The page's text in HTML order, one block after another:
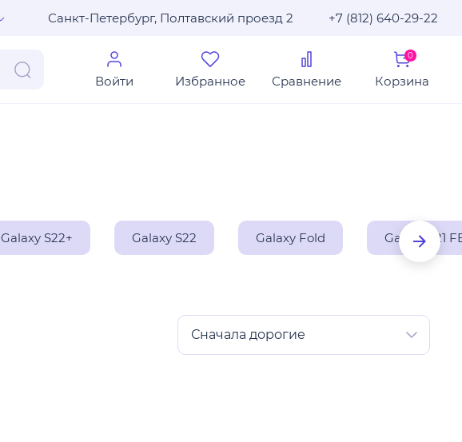
Санкт-Петербург, Полтавский проезд 2 +7 (812) 640-29-22
Войти Избранное Сравнение Корзина
0
Galaxy S22+ Galaxy S22 Galaxy Fold Galaxy S21